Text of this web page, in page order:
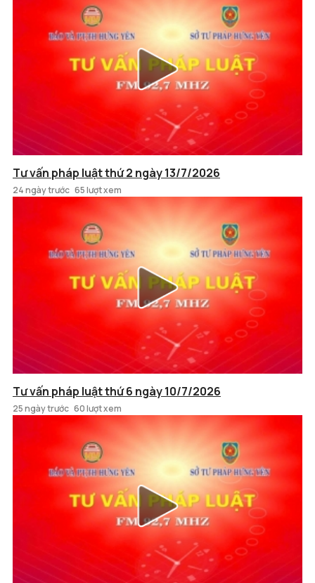
Tư vấn pháp luật thứ 2 ngày 13/7/2026
24 ngày trước 65 lượt xem
Tư vấn pháp luật thứ 6 ngày 10/7/2026
25 ngày trước 60 lượt xem